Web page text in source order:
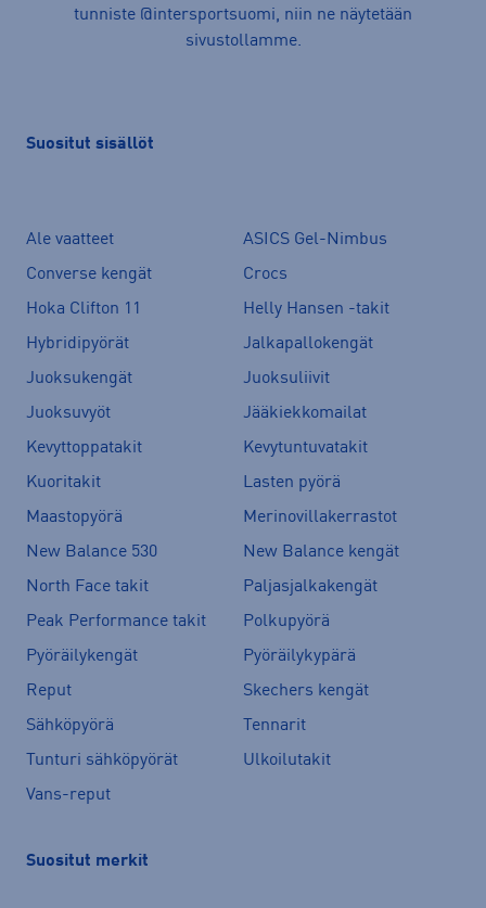
tunniste @intersportsuomi, niin ne näytetään
sivustollamme.
Suositut sisällöt
Ale vaatteet
ASICS Gel-Nimbus
Converse kengät
Crocs
Hoka Clifton 11
Helly Hansen -takit
Hybridipyörät
Jalkapallokengät
Juoksukengät
Juoksuliivit
Juoksuvyöt
Jääkiekkomailat
Kevyttoppatakit
Kevytuntuvatakit
Kuoritakit
Lasten pyörä
Maastopyörä
Merinovillakerrastot
New Balance 530
New Balance kengät
North Face takit
Paljasjalkakengät
Peak Performance takit
Polkupyörä
Pyöräilykengät
Pyöräilykypärä
Reput
Skechers kengät
Sähköpyörä
Tennarit
Tunturi sähköpyörät
Ulkoilutakit
Vans-reput
Suositut merkit